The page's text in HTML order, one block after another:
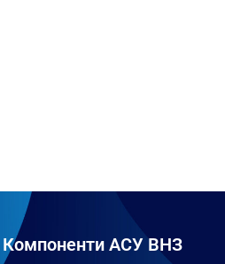
Компоненти АСУ ВНЗ